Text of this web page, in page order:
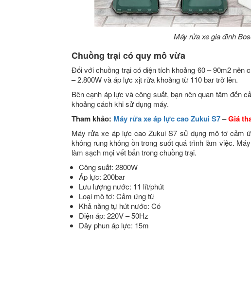
Máy rửa xe gia đình
Chuồng trại có quy mô vừa
Đối với chuồng trại có diện tích khoảng 60 – 90m2 nên
– 2.800W và áp lực xịt rửa khoảng từ 110 bar trở lên.
Bên cạnh áp lực và công suất, bạn nên quan tâm đến
khoảng cách khi sử dụng máy.
Tham khảo: Máy rửa xe áp lực cao Zukui S7–Giá
Máy rửa xe áp lực cao Zukui S7 sử dụng mô tơ cảm
không rung không ồn trong suốt quá trình làm việc.
làm sạch mọi vết bẩn trong chuồng trại.
Công suất: 2800W
Áp lực: 200bar
Lưu lượng nước: 11 lít/phút
Loại mô tơ: Cảm ứng từ
Khả năng tự hút nước: Có
Điện áp: 220V – 50Hz
Dây phun áp lực: 15m